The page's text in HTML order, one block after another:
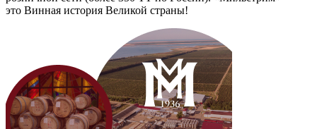
это Винная история Великой страны!